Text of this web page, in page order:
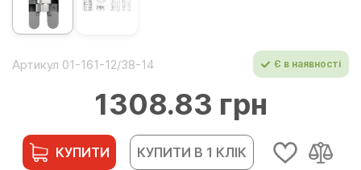
Артикул 01-161-12/38-14 Є в наявності
1308.83 грн
КУПИТИ КУПИТИ В 1 КЛІК